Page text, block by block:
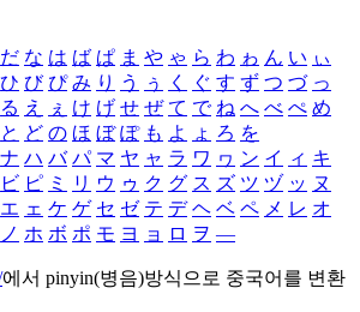
だ な は ば ぱ ま や ゃ ら わ ゎ ん い ぃ
ひ び ぴ み り う ぅ く ぐ す ず つ づ っ
る え ぇ け げ せ ぜ て で ね へ べ ぺ め
と ど の ほ ぼ ぽ も よ ょ ろ を
ナ ハ バ パ マ ヤ ャ ラ ワ ヮ ン イ ィ キ
ビ ピ ミ リ ウ ゥ ク グ ス ズ ツ ヅ ッ ヌ
エ ェ ケ ゲ セ ゼ テ デ ヘ ベ ペ メ レ オ
ノ ホ ボ ポ モ ヨ ョ ロ ヲ ―
에서 pinyin(병음)방식으로 중국어를 변환